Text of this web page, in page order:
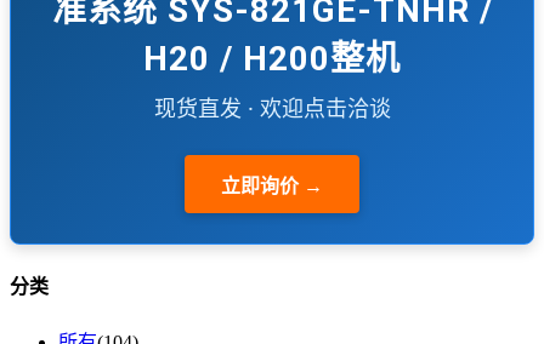
准系统 SYS-821GE-TNHR /
H20 / H200整机
现货直发 · 欢迎点击洽谈
立即询价 →
分类